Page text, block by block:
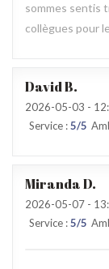
sommes sentis
collègues pour
DavidB
2026-05-03 -
Service :5/5
MirandaD
2026-05-07 -
Service :5/5